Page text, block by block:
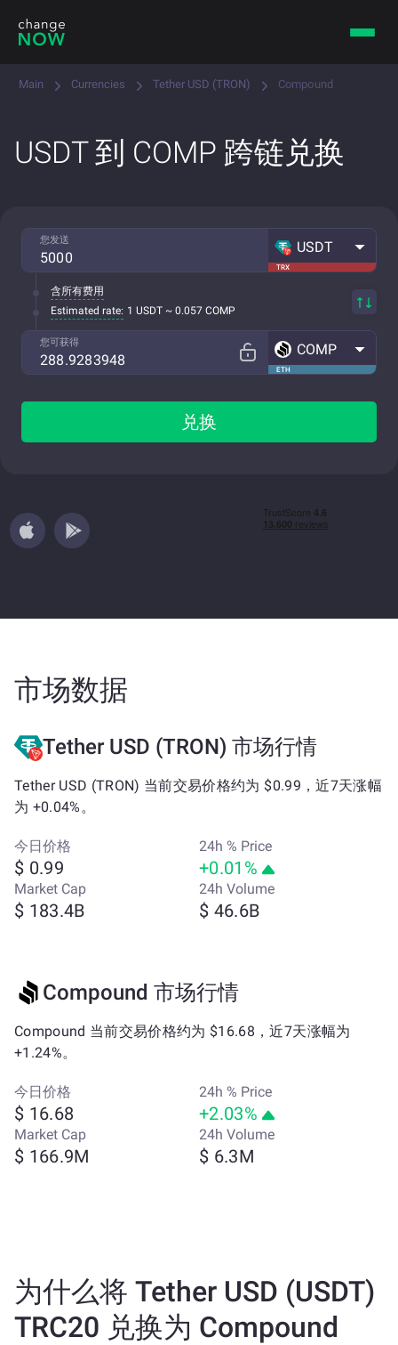
Main Currencies Tether USD (TRON) Compound
USDT 到 COMP 跨链兑换
您发送
TRX
USDT
含所有费用
Estimated rate: 1 USDT ~ 0.057 COMP
您可获得
ETH
COMP
兑换
市场数据
Tether USD (TRON) 市场行情
Tether USD (TRON) 当前交易价格约为 $0.99，近7天涨幅
为 +0.04%。
今日价格
$ 0.99
24h % Price
+0.01%
Market Cap
$ 183.4B
24h Volume
$ 46.6B
Compound 市场行情
Compound 当前交易价格约为 $16.68，近7天涨幅为
+1.24%。
今日价格
$ 16.68
24h % Price
+2.03%
Market Cap
$ 166.9M
24h Volume
$ 6.3M
为什么将 Tether USD (USDT)
TRC20 兑换为 Compound